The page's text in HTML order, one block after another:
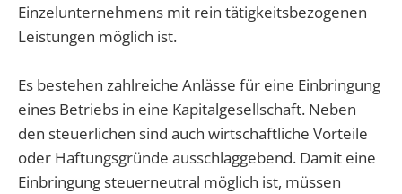
Einzelunternehmens mit rein tätigkeitsbezogenen
Leistungen möglich ist.
Es bestehen zahlreiche Anlässe für eine Einbringung
eines Betriebs in eine Kapitalgesellschaft. Neben
den steuerlichen sind auch wirtschaftliche Vorteile
oder Haftungsgründe ausschlaggebend. Damit eine
Einbringung steuerneutral möglich ist, müssen